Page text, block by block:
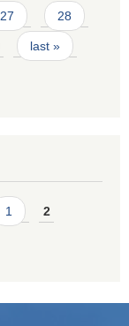
27 28
last »
1 2